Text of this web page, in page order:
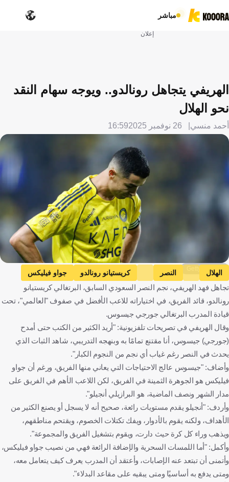
مباشر
إعلان
الهريفي يتجاهل رونالدو.. ويوجه سهام النقد
نحو الهلال
أحمد منسي 26 نوفمبر 2025 16:59
Getty Images
الهلال النصر كريستيانو رونالدو
جواو فيليكس
أنجيلو جابرييل
المملكة العربية السعودية البرتغال
البرازيل
كرة قدم
تجاهل فهد الهريفي، نجم النصر السعودي السابق، البرتغالي كريستيانو
رونالدو، قائد الفريق، في اختياراته للاعب الأفضل في صفوف "العالمي"، تحت
قيادة المدرب البرتغالي جورجي جيسوس.
وقال الهريفي في تصريحات تلفزيونية: "أريد الكثير من الكتب حتى أمدح
(جورجي) جيسوس، أنا مقتنع تمامًا به وبنهجه التدريبي، شاهد الثبات الذي
يحدث في النصر رغم غياب أي نجم من النجوم الكبار".
وأضاف: "جيسوس عالج الاحتياجات التي يعاني منها الفريق، ورغم أن جواو
فيليكس هو الجوهرة الثمينة في الفريق، لكن اللاعب الأهم في الفريق على
مدار الشهر ونصف الماضية، هو البرازيلي أنجيلو".
وأردف: "أنجيلو يقدم مستويات رائعة، صحيح أنه لا يسجل أو يصنع الكثير من
الأهداف، ولكنه يقوم بالأدوار، ويفك تكتلات الخصوم، ويقتحم مناطقهم،
ويذهب وراء كل كرة حيث دارت، ويقوم بتشغيل الفريق والمجموعة".
وأكمل: "أما اللمسات السحرية والإضافة الرائعة فهي من نصيب جواو فيليكس،
وأتمنى أن تبتعد عنه الإصابات، وأعتقد أن المدرب يعرف كيف يتعامل معه،
ومتى يدفع به أساسيًا ومتى يبقيه على مقاعد البدلاء".